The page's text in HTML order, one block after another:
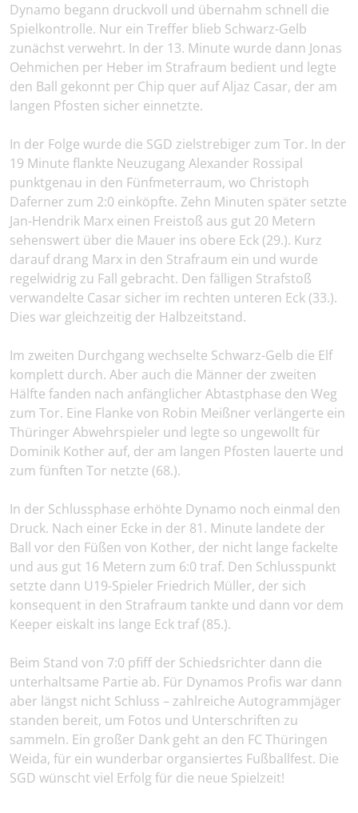
Dynamo begann druckvoll und übernahm schnell die
Spielkontrolle. Nur ein Treffer blieb Schwarz-Gelb
zunächst verwehrt. In der 13. Minute wurde dann Jonas
Oehmichen per Heber im Strafraum bedient und legte
den Ball gekonnt per Chip quer auf Aljaz Casar, der am
langen Pfosten sicher einnetzte.
In der Folge wurde die SGD zielstrebiger zum Tor. In der
19 Minute flankte Neuzugang Alexander Rossipal
punktgenau in den Fünfmeterraum, wo Christoph
Daferner zum 2:0 einköpfte. Zehn Minuten später setzte
Jan-Hendrik Marx einen Freistoß aus gut 20 Metern
sehenswert über die Mauer ins obere Eck (29.). Kurz
darauf drang Marx in den Strafraum ein und wurde
regelwidrig zu Fall gebracht. Den fälligen Strafstoß
verwandelte Casar sicher im rechten unteren Eck (33.).
Dies war gleichzeitig der Halbzeitstand.
Im zweiten Durchgang wechselte Schwarz-Gelb die Elf
komplett durch. Aber auch die Männer der zweiten
Hälfte fanden nach anfänglicher Abtastphase den Weg
zum Tor. Eine Flanke von Robin Meißner verlängerte ein
Thüringer Abwehrspieler und legte so ungewollt für
Dominik Kother auf, der am langen Pfosten lauerte und
zum fünften Tor netzte (68.).
In der Schlussphase erhöhte Dynamo noch einmal den
Druck. Nach einer Ecke in der 81. Minute landete der
Ball vor den Füßen von Kother, der nicht lange fackelte
und aus gut 16 Metern zum 6:0 traf. Den Schlusspunkt
setzte dann U19-Spieler Friedrich Müller, der sich
konsequent in den Strafraum tankte und dann vor dem
Keeper eiskalt ins lange Eck traf (85.).
Beim Stand von 7:0 pfiff der Schiedsrichter dann die
unterhaltsame Partie ab. Für Dynamos Profis war dann
aber längst nicht Schluss – zahlreiche Autogrammjäger
standen bereit, um Fotos und Unterschriften zu
sammeln. Ein großer Dank geht an den FC Thüringen
Weida, für ein wunderbar organsiertes Fußballfest. Die
SGD wünscht viel Erfolg für die neue Spielzeit!